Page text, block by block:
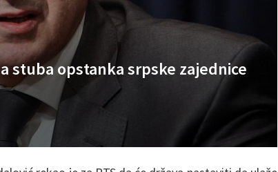
stuba opstanka srpske zajednice